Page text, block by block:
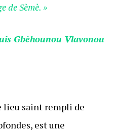
de Sèmè. »
Gbèhounou Vlavonou
lieu saint rempli de
est une